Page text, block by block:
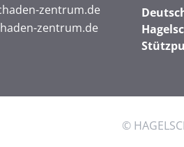
zentrum.de
zentrum.de
©